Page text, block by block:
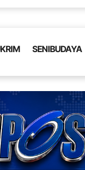
SENIBUDAYA